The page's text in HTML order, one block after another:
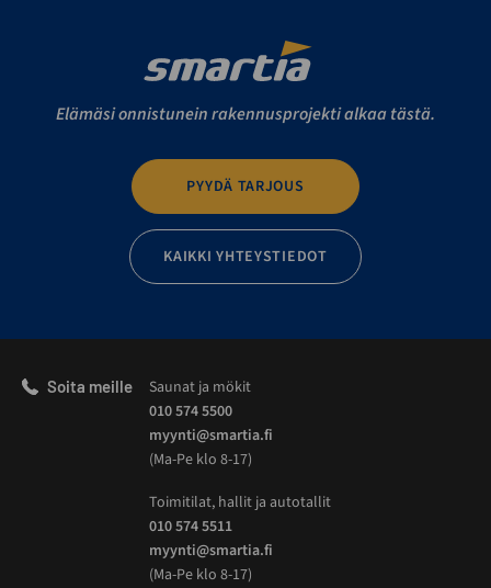
Elämäsi onnistunein rakennusprojekti alkaa tästä.
PYYDÄ TARJOUS
KAIKKI YHTEYSTIEDOT
Soita meille
Saunat ja mökit
010 574 5500
myynti@smartia.fi
(Ma-Pe klo 8-17)
Toimitilat, hallit ja autotallit
010 574 5511
myynti@smartia.fi
(Ma-Pe klo 8-17)